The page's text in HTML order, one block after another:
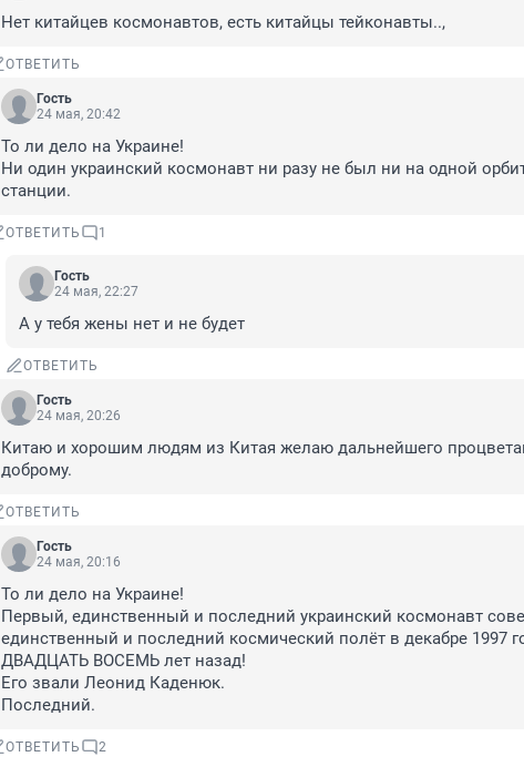
Нет китайцев космонавтов, есть китайцы тейконавты..,
ОТВЕТИТЬ
Гость
24 мая, 20:42
То ли дело на Украине!
Ни один украинский космонавт ни разу не был ни на одной
станции.
ОТВЕТИТЬ 1
Гость
24 мая, 22:27
А у тебя жены нет и не будет
ОТВЕТИТЬ
Гость
24 мая, 20:26
Китаю и хорошим людям из Китая желаю дальнейшего
доброму.
ОТВЕТИТЬ
Гость
24 мая, 20:16
То ли дело на Украине!
Первый, единственный и последний украинский космонавт
единственный и последний космический полёт в декабре 1997
ДВАДЦАТЬ ВОСЕМЬ лет назад!
Его звали Леонид Каденюк.
Последний.
ОТВЕТИТЬ 2